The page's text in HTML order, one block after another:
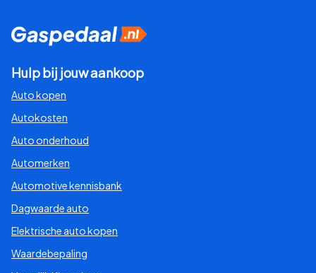
Cadillac
Chevrolet
Chrysler
Citroen
Cupra
Dacia
Daewoo
Hulp bij jouw aankoop
Auto kopen
Autokosten
Auto onderhoud
Automerken
Automotive kennisbank
Dagwaarde auto
Elektrische auto kopen
Waardebepaling